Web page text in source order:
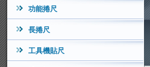
功能捲尺
長捲尺
工具機貼尺